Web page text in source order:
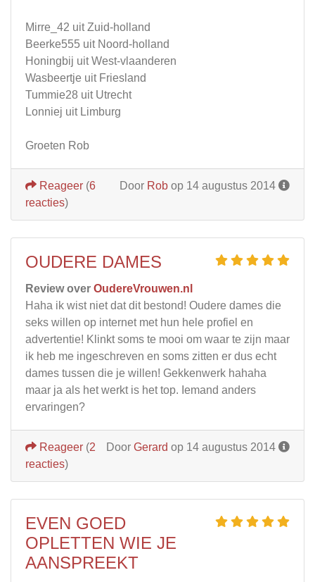
Mirre_42 uit Zuid-holland
Beerke555 uit Noord-holland
Honingbij uit West-vlaanderen
Wasbeertje uit Friesland
Tummie28 uit Utrecht
Lonniej uit Limburg
Groeten Rob
Door Rob op 14 augustus 2014
Reageer (6
reacties)
OUDERE DAMES
Review over OudereVrouwen.nl
Haha ik wist niet dat dit bestond! Oudere dames die
seks willen op internet met hun hele profiel en
advertentie! Klinkt soms te mooi om waar te zijn maar
ik heb me ingeschreven en soms zitten er dus echt
dames tussen die je willen! Gekkenwerk hahaha
maar ja als het werkt is het top. Iemand anders
ervaringen?
Door Gerard op 14 augustus 2014
Reageer (2
reacties)
EVEN GOED
OPLETTEN WIE JE
AANSPREEKT